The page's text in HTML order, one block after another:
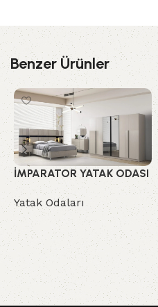
Benzer Ürünler
İMPARATOR YATAK ODASI
Yatak Odaları